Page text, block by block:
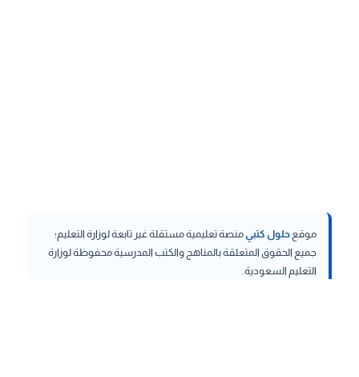
موقع حلول كتبيمنصة تعليمية مستقلة غير تابعة لوزارة التعليم؛
جميع الحقوق المتعلقة بالمناهج والكتب المدرسية محفوظة لوزارة
التعليم السعودية.